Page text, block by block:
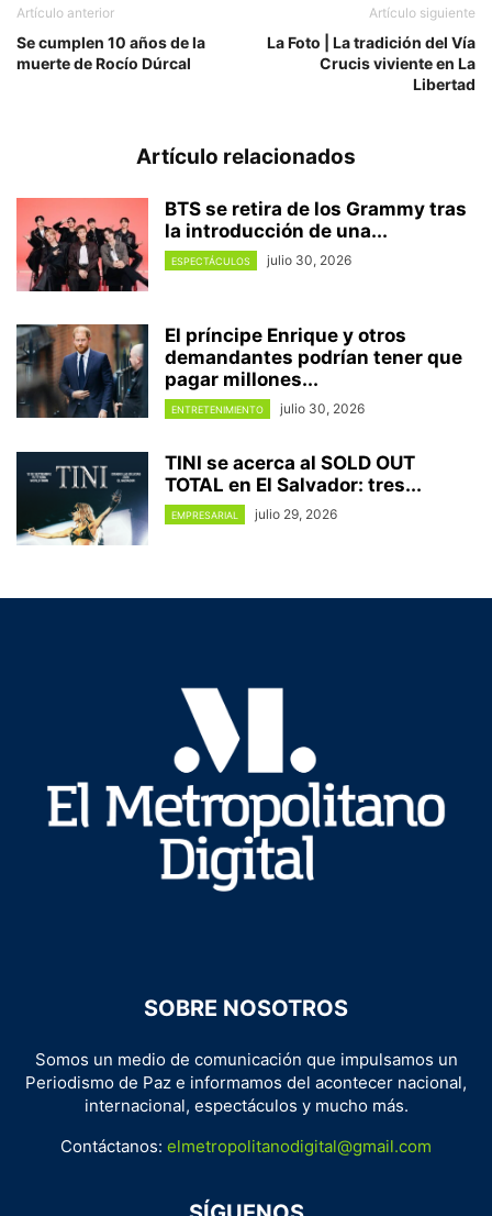
Artículo anterior
Se cumplen 10 años de la
muerte de Rocío Dúrcal
Artículo siguiente
La Foto | La tradición del Vía
Crucis viviente en La
Libertad
Artículo relacionados
BTS se retira de los Grammy tras
la introducción de una...
ESPECTÁCULOS julio 30, 2026
El príncipe Enrique y otros
demandantes podrían tener que
pagar millones...
ENTRETENIMIENTO julio 30, 2026
TINI se acerca al SOLD OUT
TOTAL en El Salvador: tres...
EMPRESARIAL julio 29, 2026
SOBRE NOSOTROS
Somos un medio de comunicación que impulsamos un
Periodismo de Paz e informamos del acontecer nacional,
internacional, espectáculos y mucho más.
Contáctanos: elmetropolitanodigital@gmail.com